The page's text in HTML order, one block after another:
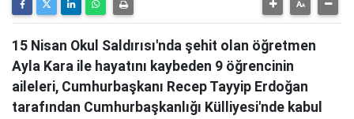
15 Nisan Okul Saldırısı'nda şehit olan öğretmen
Ayla Kara ile hayatını kaybeden 9 öğrencinin
aileleri, Cumhurbaşkanı Recep Tayyip Erdoğan
tarafından Cumhurbaşkanlığı Külliyesi'nde kabul